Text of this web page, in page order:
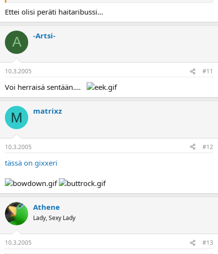
Ettei olisi peräti haitaribussi...
A -Artsi-
10.3.2005 #11
Voi herraisä sentään....
M matrixz
10.3.2005 #12
tässä on gixxeri
Athene
Lady, Sexy Lady
10.3.2005 #13